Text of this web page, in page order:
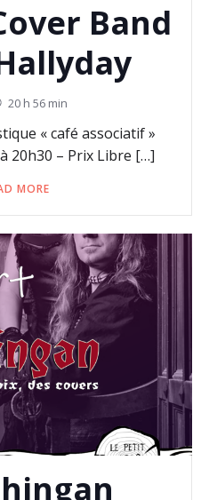
Band
20 h 56 min
« café associatif »
20h30 – Prix Libre […]
MORE